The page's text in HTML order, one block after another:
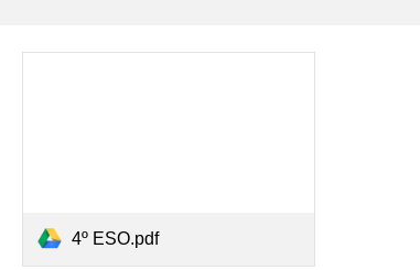
4º ESO.pdf